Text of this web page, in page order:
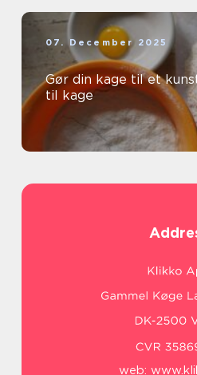
07. December 2025
Gør din kage til et
til kage
web: